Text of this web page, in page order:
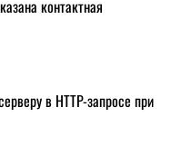
контактная
в HTTP-запросе при